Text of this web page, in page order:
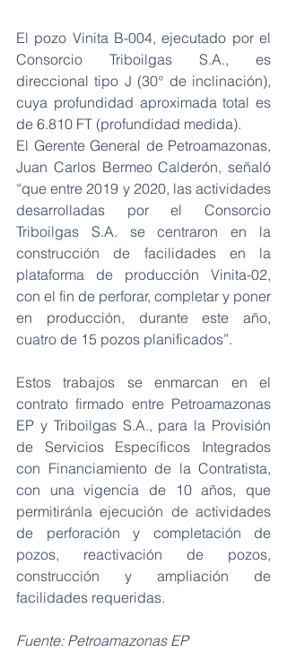
El pozo Vinita B-004, ejecutado por el
Consorcio Triboilgas S.A., es
direccional tipo J (30° de inclinación),
cuya profundidad aproximada total es
de 6.810 FT (profundidad medida).
El Gerente General de Petroamazonas,
Juan Carlos Bermeo Calderón, señaló
“que entre 2019 y 2020, las actividades
desarrolladas por el Consorcio
Triboilgas S.A. se centraron en la
construcción de facilidades en la
plataforma de producción Vinita-02,
con el fin de perforar, completar y poner
en producción, durante este año,
cuatro de 15 pozos planificados”.
Estos trabajos se enmarcan en el
contrato firmado entre Petroamazonas
EP y Triboilgas S.A., para la Provisión
de Servicios Específicos Integrados
con Financiamiento de la Contratista,
con una vigencia de 10 años, que
permitiránla ejecución de actividades
de perforación y completación de
pozos, reactivación de pozos,
construcción y ampliación de
facilidades requeridas.
Fuente: Petroamazonas EP